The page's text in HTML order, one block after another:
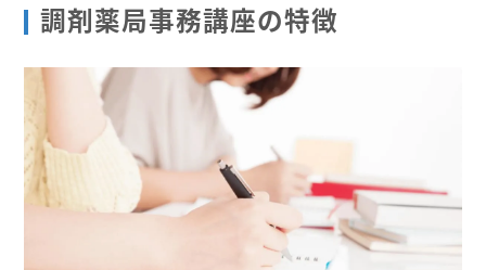
調剤薬局事務講座の特徴